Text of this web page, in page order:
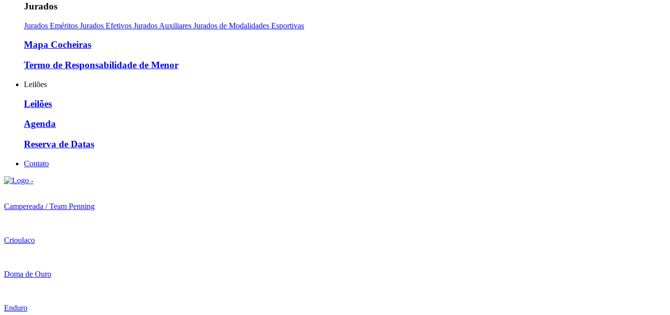
Jurados
Jurados Eméritos Jurados Efetivos Jurados Auxiliares Jurados de Modalidades Esportivas
Mapa Cocheiras
Termo de Responsabilidade de Menor
Leilões
Leilões
Agenda
Reserva de Datas
Contato
Campereada / Team Penning
Crioulaço
Doma de Ouro
Enduro